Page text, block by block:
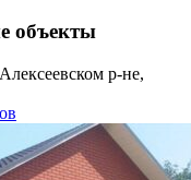
объекты
р-не,